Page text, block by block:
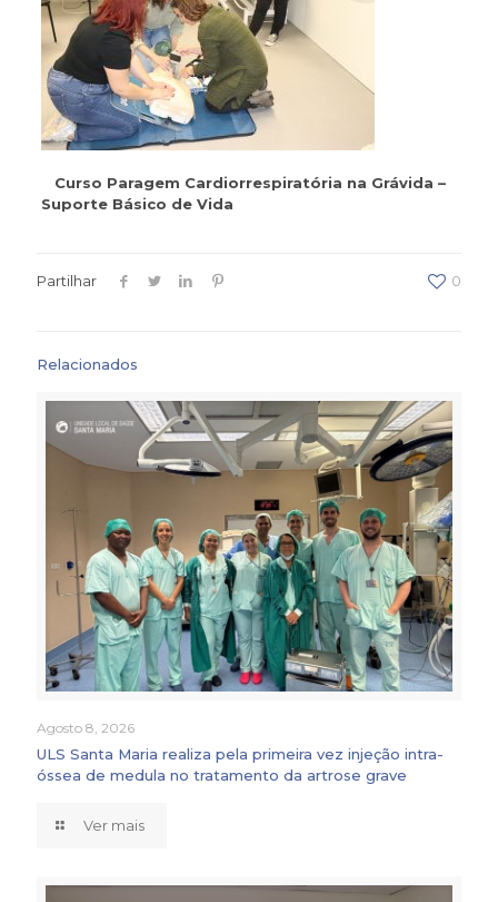
Curso Paragem Cardiorrespiratória na Grávida –
Suporte Básico de Vida
Partilhar 0
Relacionados
Agosto 8, 2026
ULS Santa Maria realiza pela primeira vez injeção intra-
óssea de medula no tratamento da artrose grave
Ver mais